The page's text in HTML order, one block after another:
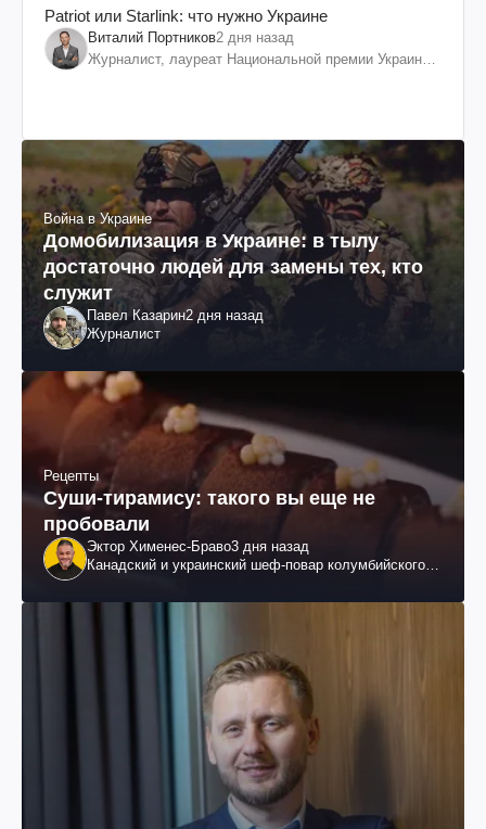
Patriot или Starlink: что нужно Украине
Виталий Портников2 дня назад
Журналист, лауреат Национальной премии Украины
Война в Украине
Домобилизация в Украине: в тылу
достаточно людей для замены тех, кто
служит
Павел Казарин2 дня назад
Журналист
Рецепты
Суши-тирамису: такого вы еще не
пробовали
Эктор Хименес-Браво3 дня назад
Канадский и украинский шеф-повар колумбийского